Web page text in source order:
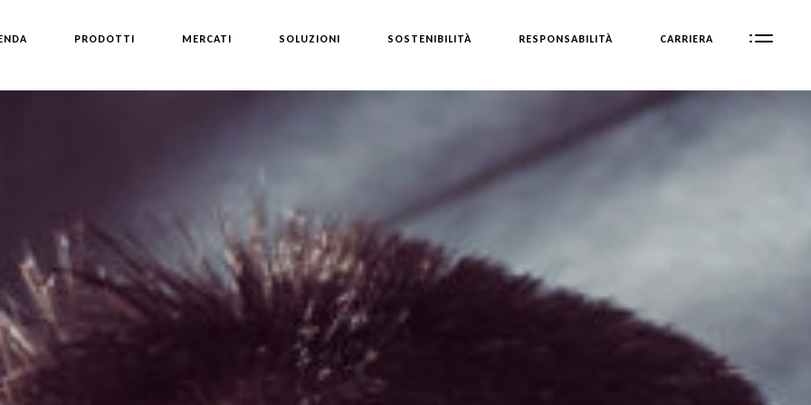
PRODOTTI MERCATI SOLUZIONI SOSTENIBILITÀ RESPONSABILITÀ CARRIERA